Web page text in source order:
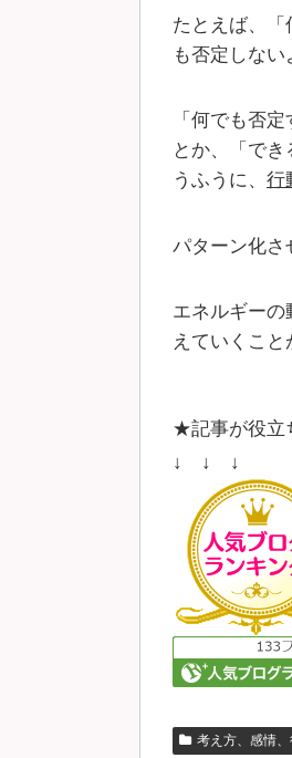
たとえば、
も否定しな
「何でも否
とか、「で
うふうに、 行
パターン化さ
エネルギー
えていくこと
★記事が役立
↓ ↓ ↓
考え方、感情